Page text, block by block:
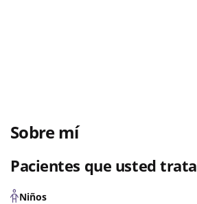
Sobre mí
Pacientes que usted trata
Niños